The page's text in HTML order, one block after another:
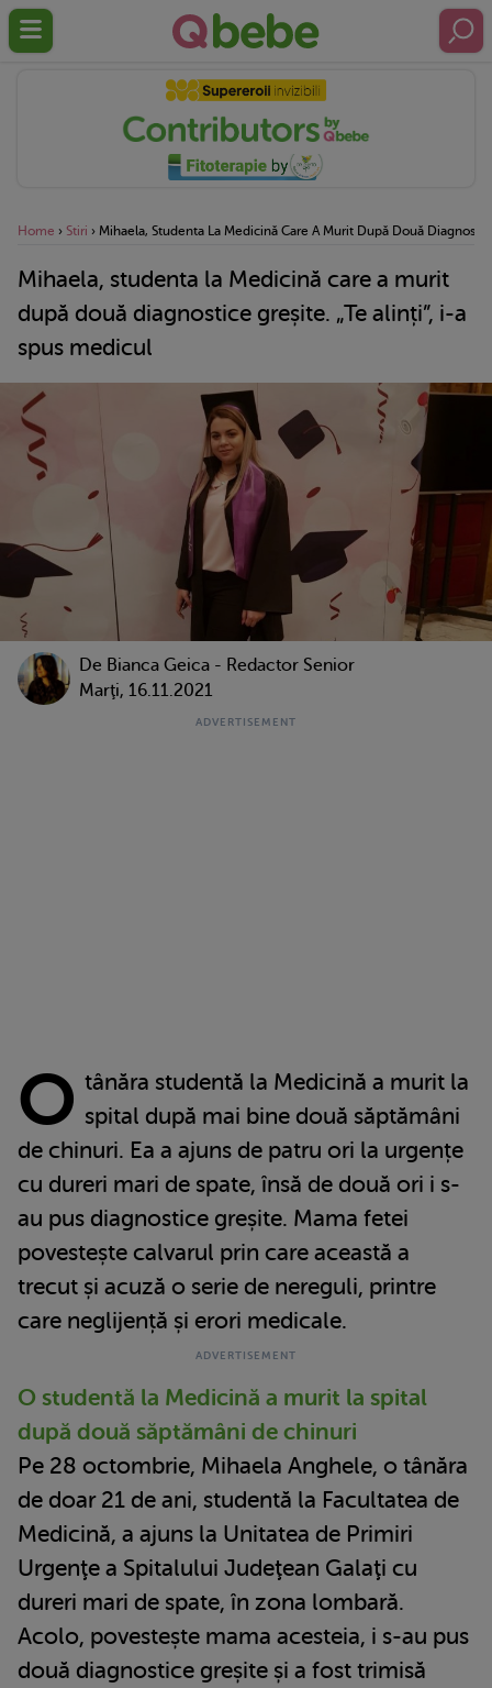
Home › Stiri › Mihaela, Studenta La Medicină Care A Murit După Două
Mihaela, studenta la Medicină care a murit
după două diagnostice greșite. „Te alinți”, i-a
spus medicul
De Bianca Geica - Redactor Senior
Marţi, 16.11.2021
O tânăra studentă la Medicină a murit la
spital după mai bine două săptămâni
de chinuri. Ea a ajuns de patru ori la urgențe
cu dureri mari de spate, însă de două ori i s-
au pus diagnostice greșite. Mama fetei
povestește calvarul prin care această a
trecut și acuză o serie de nereguli, printre
care neglijență și erori medicale.
O studentă la Medicină a murit la spital
după două săptămâni de chinuri
Pe 28 octombrie, Mihaela Anghele, o tânăra
de doar 21 de ani, studentă la Facultatea de
Medicină, a ajuns la Unitatea de Primiri
Urgenţe a Spitalului Judeţean Galaţi cu
dureri mari de spate, în zona lombară.
Acolo, povestește mama acesteia, i s-au pus
două diagnostice greșite și a fost trimisă